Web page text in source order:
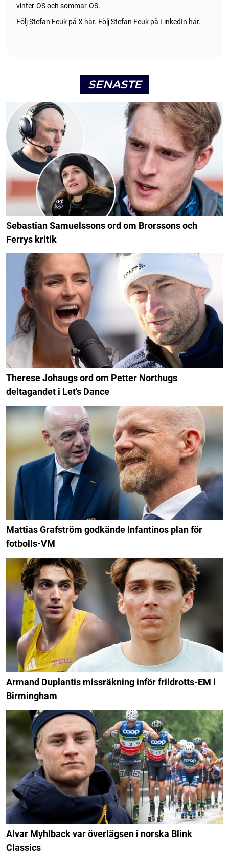
vinter-OS och sommar-OS.
Följ Stefan Feuk på X här. Följ Stefan Feuk på LinkedIn här.
SENASTE
Sebastian Samuelssons ord om Brorssons och
Ferrys kritik
Therese Johaugs ord om Petter Northugs
deltagandet i Let's Dance
Mattias Grafström godkände Infantinos plan för
fotbolls-VM
Armand Duplantis missräkning inför friidrotts-EM i
Birmingham
Alvar Myhlback var överlägsen i norska Blink
Classics